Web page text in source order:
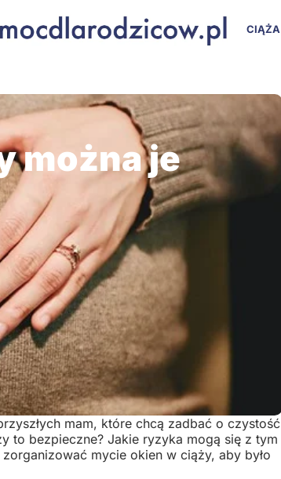
CIĄŻA
można je
mam, które chcą zadbać o czystość
to bezpieczne? Jakie ryzyka mogą się z tym
mycie okien w ciąży, aby było